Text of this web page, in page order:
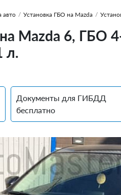
авто / Установка ГБО на Mazda /
Mazda 6, ГБО
л.
Документы для ГИБДД
бесплатно